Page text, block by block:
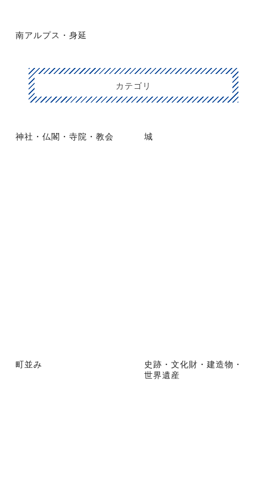
南アルプス・身延
カテゴリ
神社・仏閣・寺院・教会 城
町並み
史跡・文化財・建造物・
世界遺産